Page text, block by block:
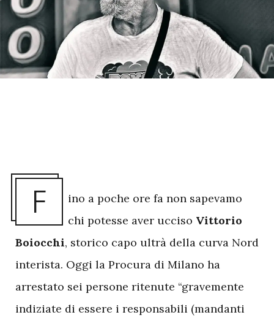
F
ino a poche ore fa non sapevamo
chi potesse aver ucciso Vittorio
Boiocchi, storico capo ultrà della curva Nord
interista. Oggi la Procura di Milano ha
arrestato sei persone ritenute “gravemente
indiziate di essere i responsabili (mandanti